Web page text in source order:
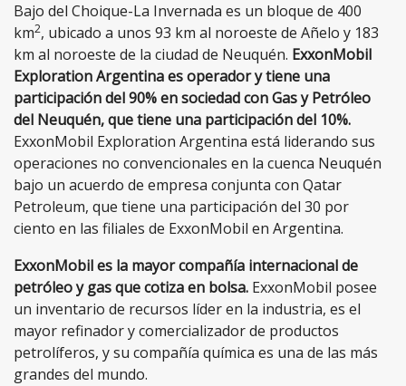
Bajo del Choique-La Invernada es un bloque de 400
km2, ubicado a unos 93 km al noroeste de Añelo y 183
km al noroeste de la ciudad de Neuquén. ExxonMobil
Exploration Argentina es operador y tiene una
participación del 90% en sociedad con Gas y Petróleo
del Neuquén, que tiene una participación del 10%.
ExxonMobil Exploration Argentina está liderando sus
operaciones no convencionales en la cuenca Neuquén
bajo un acuerdo de empresa conjunta con Qatar
Petroleum, que tiene una participación del 30 por
ciento en las filiales de ExxonMobil en Argentina.
ExxonMobil es la mayor compañía internacional de
petróleo y gas que cotiza en bolsa. ExxonMobil posee
un inventario de recursos líder en la industria, es el
mayor refinador y comercializador de productos
petrolíferos, y su compañía química es una de las más
grandes del mundo.